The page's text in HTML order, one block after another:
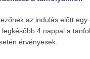
az indulás előtt
4 nappal a
érvényesek.